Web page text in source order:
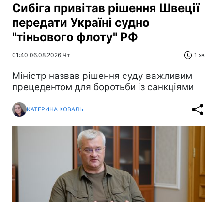
Сибіга привітав рішення Швеції
передати Україні судно
"тіньового флоту" РФ
01:40 06.08.2026 Чт 1 хв
Міністр назвав рішення суду важливим
прецедентом для боротьби із санкціями
КАТЕРИНА КОВАЛЬ